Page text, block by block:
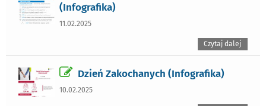
(Infografika)
11.02.2025
Czytaj dalej
Dzień Zakochanych (Infografika)
10.02.2025